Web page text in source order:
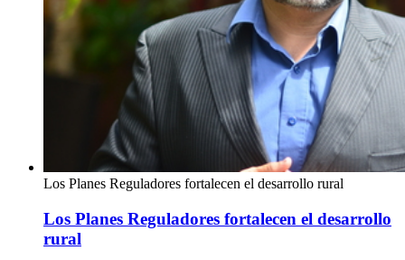
Los Planes Reguladores fortalecen el desarrollo rural
Los Planes Reguladores fortalecen el desarrollo
rural